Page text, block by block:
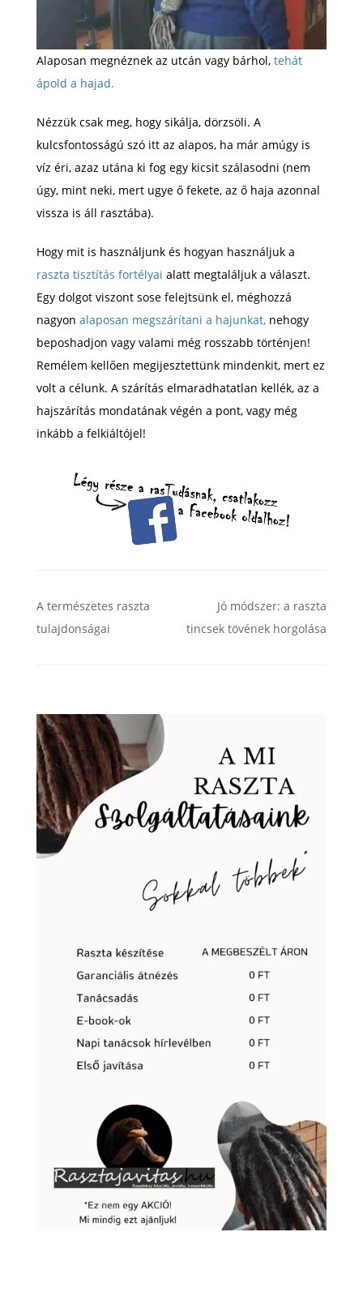
Alaposan megnéznek az utcán vagy bárhol, tehát
ápold a hajad.
Nézzük csak meg, hogy sikálja, dörzsöli. A
kulcsfontosságú szó itt az alapos, ha már amúgy is
víz éri, azaz utána ki fog egy kicsit szálasodni (nem
úgy, mint neki, mert ugye ő fekete, az ő haja azonnal
vissza is áll rasztába).
Hogy mit is használjunk és hogyan használjuk a
raszta tisztítás fortélyai alatt megtaláljuk a választ.
Egy dolgot viszont sose felejtsünk el, méghozzá
nagyon alaposan megszárítani a hajunkat, nehogy
beposhadjon vagy valami még rosszabb történjen!
Remélem kellően megijesztettünk mindenkit, mert ez
volt a célunk. A szárítás elmaradhatatlan kellék, az a
hajszárítás mondatának végén a pont, vagy még
inkább a felkiáltójel!
A természetes raszta
tulajdonságai
Jó módszer: a raszta
tincsek tövének horgolása